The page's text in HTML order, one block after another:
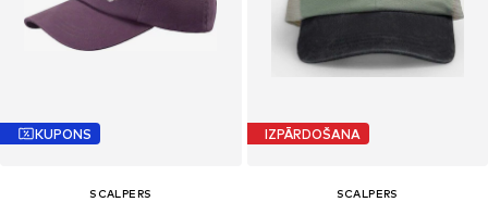
KUPONS
SCALPERS
IZPĀRDOŠANA
SCALPERS